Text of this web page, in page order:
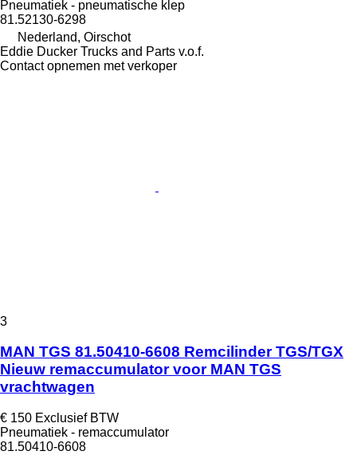
Pneumatiek - pneumatische klep
81.52130-6298
Nederland, Oirschot
Eddie Ducker Trucks and Parts v.o.f.
Contact opnemen met verkoper
3
MAN TGS 81.50410-6608 Remcilinder TGS/TGX
Nieuw remaccumulator voor MAN TGS
vrachtwagen
€ 150 Exclusief BTW
Pneumatiek - remaccumulator
81.50410-6608